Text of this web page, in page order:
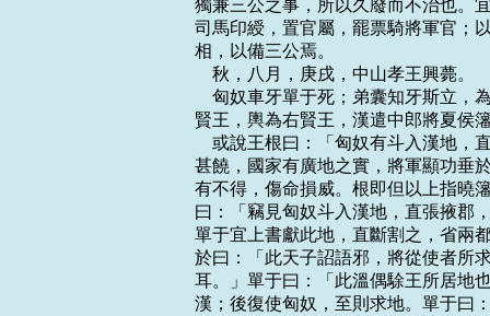
獨兼三公之事，所以久廢而不治也。
司馬印綬，置官屬，罷票騎將軍官；
相，以備三公焉。
    秋，八月，庚戌，中山孝王興薨。
匈奴車牙單于死；弟囊知牙斯立
賢王，輿為右賢王，漢遣中郎將夏侯
或說王根曰：「匈奴有斗入漢地
甚饒，國家有廣地之實，將軍顯功垂
有不得，傷命損威。根即但以上指曉
曰：「竊見匈奴斗入漢地，直張掖郡
單于宜上書獻此地，直斷割之，省兩
於曰：「此天子詔語邪，將從使者所
耳。」單于曰：「此溫偶駼王所居地
漢；後復使匈奴，至則求地。單于曰